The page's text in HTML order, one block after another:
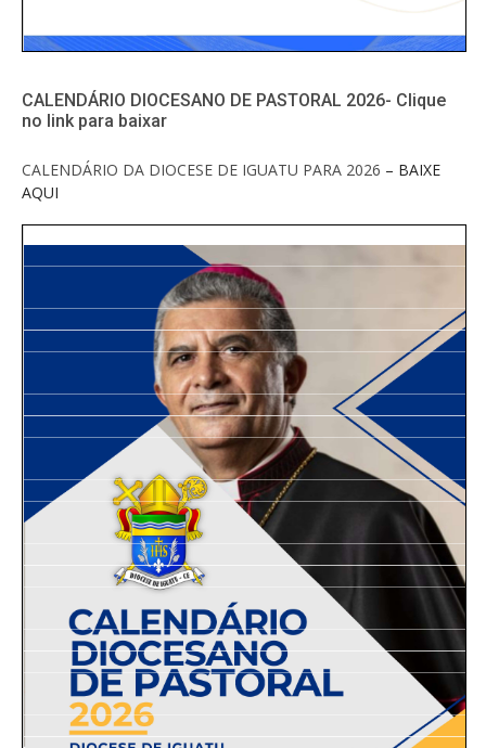
CALENDÁRIO DIOCESANO DE PASTORAL 2026- Clique
no link para baixar
CALENDÁRIO DA DIOCESE DE IGUATU PARA 2026 – BAIXE
AQUI